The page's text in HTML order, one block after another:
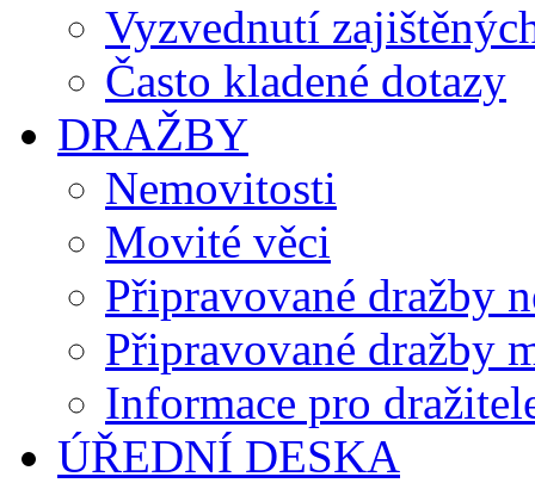
Vyzvednutí
Často kladené dotazy
DRAŽBY
Nemovitosti
Movité věci
Připravované dražby
Připravované dražby
Informace pro
ÚŘEDNÍ DESKA